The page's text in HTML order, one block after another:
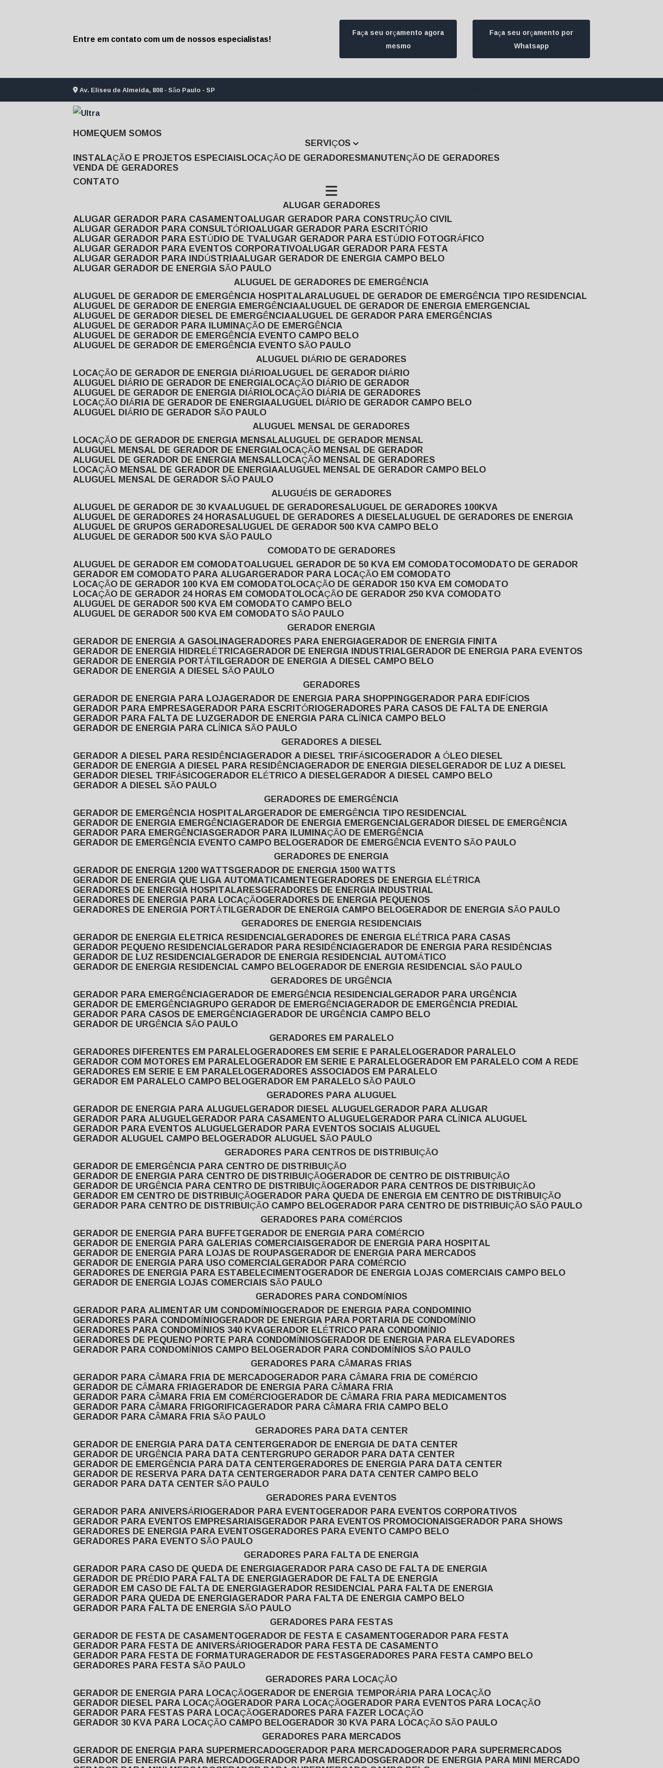
Entre em contato com um de nossos especialistas!
Faça seu orçamento agora
mesmo
Faça seu orçamento por
Whatsapp
Av. Eliseu de Almeida, 808 - São Paulo - SP
HOME QUEM SOMOS
SERVIÇOS
INSTALAÇÃO E PROJETOS ESPECIAIS LOCAÇÃO DE GERADORES MANUTENÇÃO DE GERADORES
VENDA DE GERADORES
CONTATO
ALUGAR GERADORES
ALUGAR GERADOR PARA CASAMENTO ALUGAR GERADOR PARA CONSTRUÇÃO CIVIL
ALUGAR GERADOR PARA CONSULTÓRIO ALUGAR GERADOR PARA ESCRITÓRIO
ALUGAR GERADOR PARA ESTÚDIO DE TV ALUGAR GERADOR PARA ESTÚDIO FOTOGRÁFICO
ALUGAR GERADOR PARA EVENTOS CORPORATIVO ALUGAR GERADOR PARA FESTA
ALUGAR GERADOR PARA INDÚSTRIA ALUGAR GERADOR DE ENERGIA CAMPO BELO
ALUGAR GERADOR DE ENERGIA SÃO PAULO
ALUGUEL DE GERADORES DE EMERGÊNCIA
ALUGUEL DE GERADOR DE EMERGÊNCIA HOSPITALAR ALUGUEL DE GERADOR DE EMERGÊNCIA TIPO RESIDENCIAL
ALUGUEL DE GERADOR DE ENERGIA EMERGÊNCIA ALUGUEL DE GERADOR DE ENERGIA EMERGENCIAL
ALUGUEL DE GERADOR DIESEL DE EMERGÊNCIA ALUGUEL DE GERADOR PARA EMERGÊNCIAS
ALUGUEL DE GERADOR PARA ILUMINAÇÃO DE EMERGÊNCIA
ALUGUEL DE GERADOR DE EMERGÊNCIA EVENTO CAMPO BELO
ALUGUEL DE GERADOR DE EMERGÊNCIA EVENTO SÃO PAULO
ALUGUEL DIÁRIO DE GERADORES
LOCAÇÃO DE GERADOR DE ENERGIA DIÁRIO ALUGUEL DE GERADOR DIÁRIO
ALUGUEL DIÁRIO DE GERADOR DE ENERGIA LOCAÇÃO DIÁRIO DE GERADOR
ALUGUEL DE GERADOR DE ENERGIA DIÁRIO LOCAÇÃO DIÁRIA DE GERADORES
LOCAÇÃO DIÁRIA DE GERADOR DE ENERGIA ALUGUEL DIÁRIO DE GERADOR CAMPO BELO
ALUGUEL DIÁRIO DE GERADOR SÃO PAULO
ALUGUEL MENSAL DE GERADORES
LOCAÇÃO DE GERADOR DE ENERGIA MENSAL ALUGUEL DE GERADOR MENSAL
ALUGUEL MENSAL DE GERADOR DE ENERGIA LOCAÇÃO MENSAL DE GERADOR
ALUGUEL DE GERADOR DE ENERGIA MENSAL LOCAÇÃO MENSAL DE GERADORES
LOCAÇÃO MENSAL DE GERADOR DE ENERGIA ALUGUEL MENSAL DE GERADOR CAMPO BELO
ALUGUEL MENSAL DE GERADOR SÃO PAULO
ALUGUÉIS DE GERADORES
ALUGUEL DE GERADOR DE 30 KVA ALUGUEL DE GERADORES ALUGUEL DE GERADORES 100KVA
ALUGUEL DE GERADORES 24 HORAS ALUGUEL DE GERADORES A DIESEL ALUGUEL DE GERADORES DE ENERGIA
ALUGUEL DE GRUPOS GERADORES ALUGUEL DE GERADOR 500 KVA CAMPO BELO
ALUGUEL DE GERADOR 500 KVA SÃO PAULO
COMODATO DE GERADORES
ALUGUEL DE GERADOR EM COMODATO ALUGUEL GERADOR DE 50 KVA EM COMODATO COMODATO DE GERADOR
GERADOR EM COMODATO PARA ALUGAR GERADOR PARA LOCAÇÃO EM COMODATO
LOCAÇÃO DE GERADOR 100 KVA EM COMODATO LOCAÇÃO DE GERADOR 150 KVA EM COMODATO
LOCAÇÃO DE GERADOR 24 HORAS EM COMODATO LOCAÇÃO DE GERADOR 250 KVA COMODATO
ALUGUEL DE GERADOR 500 KVA EM COMODATO CAMPO BELO
ALUGUEL DE GERADOR 500 KVA EM COMODATO SÃO PAULO
GERADOR ENERGIA
GERADOR DE ENERGIA A GASOLINA GERADORES PARA ENERGIA GERADOR DE ENERGIA FINITA
GERADOR DE ENERGIA HIDRELÉTRICA GERADOR DE ENERGIA INDUSTRIAL GERADOR DE ENERGIA PARA EVENTOS
GERADOR DE ENERGIA PORTÁTIL GERADOR DE ENERGIA A DIESEL CAMPO BELO
GERADOR DE ENERGIA A DIESEL SÃO PAULO
GERADORES
GERADOR DE ENERGIA PARA LOJA GERADOR DE ENERGIA PARA SHOPPING GERADOR PARA EDIFÍCIOS
GERADOR PARA EMPRESA GERADOR PARA ESCRITÓRIO GERADORES PARA CASOS DE FALTA DE ENERGIA
GERADOR PARA FALTA DE LUZ GERADOR DE ENERGIA PARA CLÍNICA CAMPO BELO
GERADOR DE ENERGIA PARA CLÍNICA SÃO PAULO
GERADORES A DIESEL
GERADOR A DIESEL PARA RESIDÊNCIA GERADOR A DIESEL TRIFÁSICO GERADOR A ÓLEO DIESEL
GERADOR DE ENERGIA A DIESEL PARA RESIDÊNCIA GERADOR DE ENERGIA DIESEL GERADOR DE LUZ A DIESEL
GERADOR DIESEL TRIFÁSICO GERADOR ELÉTRICO A DIESEL GERADOR A DIESEL CAMPO BELO
GERADOR A DIESEL SÃO PAULO
GERADORES DE EMERGÊNCIA
GERADOR DE EMERGÊNCIA HOSPITALAR GERADOR DE EMERGÊNCIA TIPO RESIDENCIAL
GERADOR DE ENERGIA EMERGÊNCIA GERADOR DE ENERGIA EMERGENCIAL GERADOR DIESEL DE EMERGÊNCIA
GERADOR PARA EMERGÊNCIAS GERADOR PARA ILUMINAÇÃO DE EMERGÊNCIA
GERADOR DE EMERGÊNCIA EVENTO CAMPO BELO GERADOR DE EMERGÊNCIA EVENTO SÃO PAULO
GERADORES DE ENERGIA
GERADOR DE ENERGIA 1200 WATTS GERADOR DE ENERGIA 1500 WATTS
GERADOR DE ENERGIA QUE LIGA AUTOMATICAMENTE GERADORES DE ENERGIA ELÉTRICA
GERADORES DE ENERGIA HOSPITALARES GERADORES DE ENERGIA INDUSTRIAL
GERADORES DE ENERGIA PARA LOCAÇÃO GERADORES DE ENERGIA PEQUENOS
GERADORES DE ENERGIA PORTÁTIL GERADOR DE ENERGIA CAMPO BELO GERADOR DE ENERGIA SÃO PAULO
GERADORES DE ENERGIA RESIDENCIAIS
GERADOR DE ENERGIA ELETRICA RESIDENCIAL GERADORES DE ENERGIA ELÉTRICA PARA CASAS
GERADOR PEQUENO RESIDENCIAL GERADOR PARA RESIDÊNCIA GERADOR DE ENERGIA PARA RESIDÊNCIAS
GERADOR DE LUZ RESIDENCIAL GERADOR DE ENERGIA RESIDENCIAL AUTOMÁTICO
GERADOR DE ENERGIA RESIDENCIAL CAMPO BELO GERADOR DE ENERGIA RESIDENCIAL SÃO PAULO
GERADORES DE URGÊNCIA
GERADOR PARA EMERGÊNCIA GERADOR DE EMERGÊNCIA RESIDENCIAL GERADOR PARA URGÊNCIA
GERADOR DE EMERGÊNCIA GRUPO GERADOR DE EMERGÊNCIA GERADOR DE EMERGÊNCIA PREDIAL
GERADOR PARA CASOS DE EMERGÊNCIA GERADOR DE URGÊNCIA CAMPO BELO
GERADOR DE URGÊNCIA SÃO PAULO
GERADORES EM PARALELO
GERADORES DIFERENTES EM PARALELO GERADORES EM SERIE E PARALELO GERADOR PARALELO
GERADOR COM MOTORES EM PARALELO GERADOR EM SERIE E PARALELO GERADOR EM PARALELO COM A REDE
GERADORES EM SERIE E EM PARALELO GERADORES ASSOCIADOS EM PARALELO
GERADOR EM PARALELO CAMPO BELO GERADOR EM PARALELO SÃO PAULO
GERADORES PARA ALUGUEL
GERADOR DE ENERGIA PARA ALUGUEL GERADOR DIESEL ALUGUEL GERADOR PARA ALUGAR
GERADOR PARA ALUGUEL GERADOR PARA CASAMENTO ALUGUEL GERADOR PARA CLÍNICA ALUGUEL
GERADOR PARA EVENTOS ALUGUEL GERADOR PARA EVENTOS SOCIAIS ALUGUEL
GERADOR ALUGUEL CAMPO BELO GERADOR ALUGUEL SÃO PAULO
GERADORES PARA CENTROS DE DISTRIBUIÇÃO
GERADOR DE EMERGÊNCIA PARA CENTRO DE DISTRIBUIÇÃO
GERADOR DE ENERGIA PARA CENTRO DE DISTRIBUIÇÃO GERADOR DE CENTRO DE DISTRIBUIÇÃO
GERADOR DE URGÊNCIA PARA CENTRO DE DISTRIBUIÇÃO GERADOR PARA CENTROS DE DISTRIBUIÇÃO
GERADOR EM CENTRO DE DISTRIBUIÇÃO GERADOR PARA QUEDA DE ENERGIA EM CENTRO DE DISTRIBUIÇÃO
GERADOR PARA CENTRO DE DISTRIBUIÇÃO CAMPO BELO GERADOR PARA CENTRO DE DISTRIBUIÇÃO SÃO PAULO
GERADORES PARA COMÉRCIOS
GERADOR DE ENERGIA PARA BUFFET GERADOR DE ENERGIA PARA COMÉRCIO
GERADOR DE ENERGIA PARA GALERIAS COMERCIAIS GERADOR DE ENERGIA PARA HOSPITAL
GERADOR DE ENERGIA PARA LOJAS DE ROUPAS GERADOR DE ENERGIA PARA MERCADOS
GERADOR DE ENERGIA PARA USO COMERCIAL GERADOR PARA COMÉRCIO
GERADORES DE ENERGIA PARA ESTABELECIMENTO GERADOR DE ENERGIA LOJAS COMERCIAIS CAMPO BELO
GERADOR DE ENERGIA LOJAS COMERCIAIS SÃO PAULO
GERADORES PARA CONDOMÍNIOS
GERADOR PARA ALIMENTAR UM CONDOMÍNIO GERADOR DE ENERGIA PARA CONDOMINIO
GERADORES PARA CONDOMÍNIO GERADOR DE ENERGIA PARA PORTARIA DE CONDOMÍNIO
GERADORES PARA CONDOMÍNIOS 340 KVA GERADOR ELÉTRICO PARA CONDOMÍNIO
GERADORES DE PEQUENO PORTE PARA CONDOMÍNIOS GERADOR DE ENERGIA PARA ELEVADORES
GERADOR PARA CONDOMÍNIOS CAMPO BELO GERADOR PARA CONDOMÍNIOS SÃO PAULO
GERADORES PARA CÂMARAS FRIAS
GERADOR PARA CÂMARA FRIA DE MERCADO GERADOR PARA CÂMARA FRIA DE COMÉRCIO
GERADOR DE CÂMARA FRIA GERADOR DE ENERGIA PARA CÂMARA FRIA
GERADOR PARA CÂMARA FRIA EM COMÉRCIO GERADOR DE CÂMARA FRIA PARA MEDICAMENTOS
GERADOR PARA CÂMARA FRIGORIFICA GERADOR PARA CÂMARA FRIA CAMPO BELO
GERADOR PARA CÂMARA FRIA SÃO PAULO
GERADORES PARA DATA CENTER
GERADOR DE ENERGIA PARA DATA CENTER GERADOR DE ENERGIA DE DATA CENTER
GERADOR DE URGÊNCIA PARA DATA CENTER GRUPO GERADOR PARA DATA CENTER
GERADOR DE EMERGÊNCIA PARA DATA CENTER GERADORES DE ENERGIA PARA DATA CENTER
GERADOR DE RESERVA PARA DATA CENTER GERADOR PARA DATA CENTER CAMPO BELO
GERADOR PARA DATA CENTER SÃO PAULO
GERADORES PARA EVENTOS
GERADOR PARA ANIVERSÁRIO GERADOR PARA EVENTO GERADOR PARA EVENTOS CORPORATIVOS
GERADOR PARA EVENTOS EMPRESARIAIS GERADOR PARA EVENTOS PROMOCIONAIS GERADOR PARA SHOWS
GERADORES DE ENERGIA PARA EVENTOS GERADORES PARA EVENTO CAMPO BELO
GERADORES PARA EVENTO SÃO PAULO
GERADORES PARA FALTA DE ENERGIA
GERADOR PARA CASO DE QUEDA DE ENERGIA GERADOR PARA CASO DE FALTA DE ENERGIA
GERADOR DE PRÉDIO PARA FALTA DE ENERGIA GERADOR DE FALTA DE ENERGIA
GERADOR EM CASO DE FALTA DE ENERGIA GERADOR RESIDENCIAL PARA FALTA DE ENERGIA
GERADOR PARA QUEDA DE ENERGIA GERADOR PARA FALTA DE ENERGIA CAMPO BELO
GERADOR PARA FALTA DE ENERGIA SÃO PAULO
GERADORES PARA FESTAS
GERADOR DE FESTA DE CASAMENTO GERADOR DE FESTA E CASAMENTO GERADOR PARA FESTA
GERADOR PARA FESTA DE ANIVERSÁRIO GERADOR PARA FESTA DE CASAMENTO
GERADOR PARA FESTA DE FORMATURA GERADOR DE FESTAS GERADORES PARA FESTA CAMPO BELO
GERADORES PARA FESTA SÃO PAULO
GERADORES PARA LOCAÇÃO
GERADOR DE ENERGIA PARA LOCAÇÃO GERADOR DE ENERGIA TEMPORÁRIA PARA LOCAÇÃO
GERADOR DIESEL PARA LOCAÇÃO GERADOR PARA LOCAÇÃO GERADOR PARA EVENTOS PARA LOCAÇÃO
GERADOR PARA FESTAS PARA LOCAÇÃO GERADORES PARA FAZER LOCAÇÃO
GERADOR 30 KVA PARA LOCAÇÃO CAMPO BELO GERADOR 30 KVA PARA LOCAÇÃO SÃO PAULO
GERADORES PARA MERCADOS
GERADOR DE ENERGIA PARA SUPERMERCADO GERADOR PARA MERCADO GERADOR PARA SUPERMERCADOS
GERADOR DE ENERGIA PARA MERCADO GERADOR PARA MERCADOS GERADOR DE ENERGIA PARA MINI MERCADO